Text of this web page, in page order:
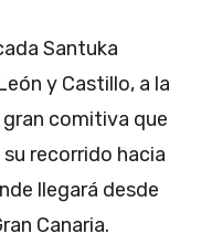
Santuka
y Castillo, a la
comitiva que
recorrido hacia
llegará desde
Canaria.